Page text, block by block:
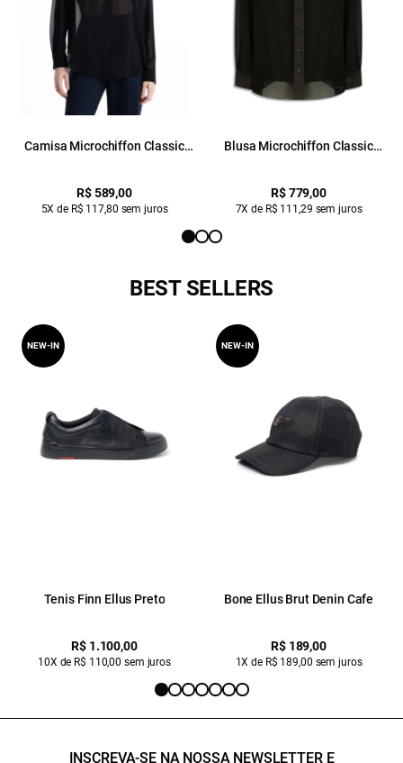
Camisa Microchiffon Classic
R$ 589,00
5X de R$ 117,80 sem juros
Blusa Microchiffon Classic
R$ 779,00
7X de R$ 111,29 sem juros
BEST SELLERS
Tenis Finn Ellus Preto
R$ 1.100,00
10X de R$ 110,00 sem juros
NEW-IN
Bone Ellus Brut Denin Cafe
R$ 189,00
1X de R$ 189,00 sem juros
NEW-IN
INSCREVA-SE NA NOSSA NEWSLETTER E